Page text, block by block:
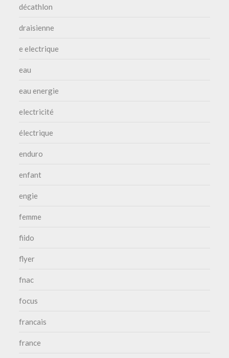
décathlon
draisienne
e electrique
eau
eau energie
electricité
électrique
enduro
enfant
engie
femme
fiido
flyer
fnac
focus
francais
france